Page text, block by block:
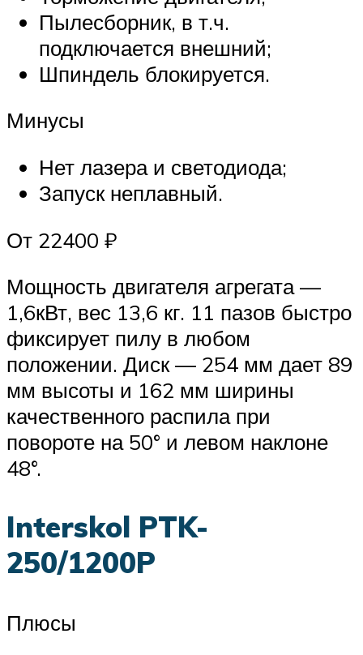
Пылесборник, в т.ч.
подключается внешний;
Шпиндель блокируется.
Минусы
Нет лазера и светодиода;
Запуск неплавный.
От 22400 ₽
Мощность двигателя агрегата —
1,6кВт, вес 13,6 кг. 11 пазов быстро
фиксирует пилу в любом
положении. Диск — 254 мм дает 89
мм высоты и 162 мм ширины
качественного распила при
повороте на 50° и левом наклоне
48°.
Interskol PTK-
250/1200P
Плюсы